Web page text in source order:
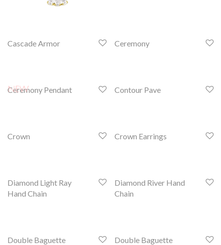
Cascade Armor Ceremony
Ceremony Pendant Contour Pave
Crown Crown Earrings
Diamond Light Ray
Hand Chain
Diamond River Hand
Chain
Double Baguette
Double Baguette